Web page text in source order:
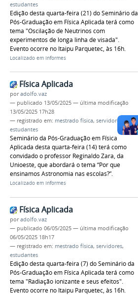
estudantes
Edição desta quarta-feira (21) do Seminário da
Pós-Graduação em Física Aplicada terá como
tema "Oscilação de Neutrinos com
experimentos de longa linha de visada".
Evento ocorre no Itaipu Parquetec, às 16h.
Localizado em Informes
Física Aplicada
poradolfo.vaz
— publicado 13/05/2025 — última modificação
13/05/2025 17h28
— registrado em: mestrado física, servidores
estudantes
Seminário da Pós-Graduação em Física
Aplicada desta quarta-feira (14) terá como
convidado o professor Reginaldo Zara, da
Unioeste, que abordará o tema “Por que
ensinamos Astronomia nas escolas?”.
Localizado em Informes
Física Aplicada
poradolfo.vaz
— publicado 06/05/2025 — última modificação
06/05/2025 18h17
— registrado em: mestrado física, servidores,
estudantes
Edição desta quarta-feira (7) do Seminário da
Pós-Graduação em Física Aplicada terá como
tema "Radiação ionizante e seus efeitos".
Evento ocorre no Itaipu Parquetec, às 16h.